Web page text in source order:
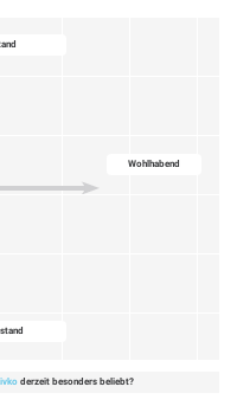
Wohlhabend
derzeit besonders beliebt?